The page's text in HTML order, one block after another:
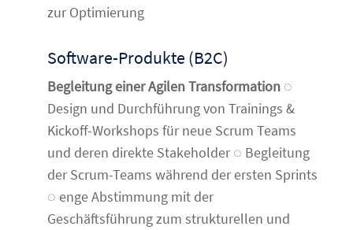
zur Optimierung
Software-Produkte (B2C)
Begleitung einer Agilen Transformation◌
Design und Durchführung von Trainings &
Kickoff-Workshops für neue Scrum Teams
und deren direkte Stakeholder ◌ Begleitung
der Scrum-Teams während der ersten Sprints
◌ enge Abstimmung mit der
Geschäftsführung zum strukturellen und